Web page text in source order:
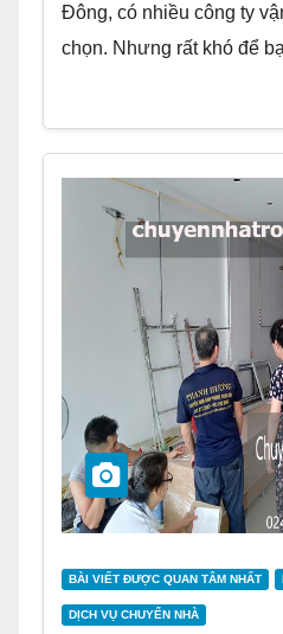
Đông, có nhiều công ty
chọn. Nhưng rất khó để
BÀI VIẾT ĐƯỢC QUAN TÂM NHẤT
DỊCH VỤ CHUYỂN NHÀ